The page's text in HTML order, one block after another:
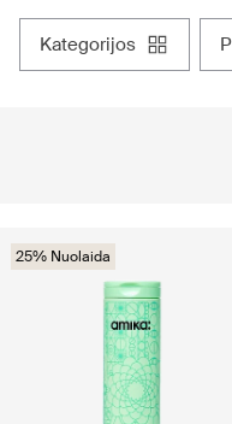
kategorijos
25% Nuolaida